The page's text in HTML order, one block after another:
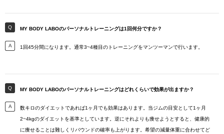
MY BODY LABOのパーソナルトレーニングは1回何分ですか？
1回45分間になります。通常3~4種目のトレーニングをマンツーマンで行います。
MY BODY LABOのパーソナルトレーニングはどれくらいで効果が出ますか？
数キロのダイエットであれば1ヶ月でも効果はあります。当ジムの目安として1ヶ月
2~4kgのダイエットを基準としています。逆にそれよりも痩せようとすると、健康的
に痩せることは難しくリバウンドの確率も上がります。希望の減量体重に合わせてど